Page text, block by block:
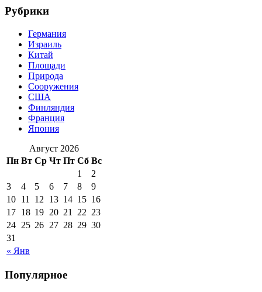
Рубрики
Германия
Израиль
Китай
Площади
Природа
Сооружения
США
Финляндия
Франция
Япония
Август 2026
Пн Вт Ср Чт Пт Сб Вс
« Янв
1
2
3
4 5 6 7 8
9
10 11 12 13 14 15 16
17 18 19 20 21 22 23
24 25 26 27 28 29 30
31
Популярное